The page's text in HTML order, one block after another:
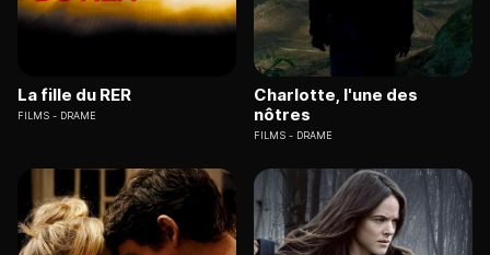
La fille du RER
FILMS DRAME
Charlotte, l'une des
nôtres
FILMS DRAME